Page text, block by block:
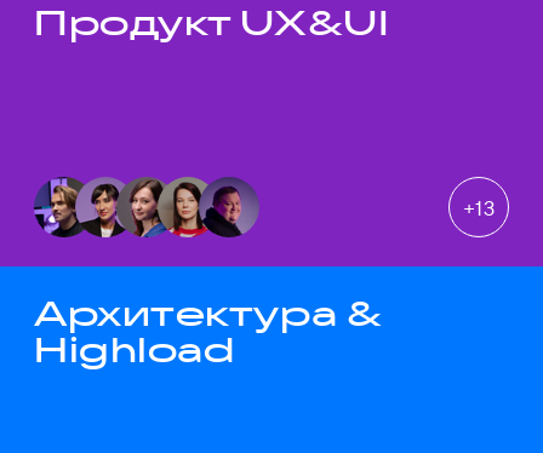
Темы докладов
Продукт UX&UI
+13
Архитектура &
Highload